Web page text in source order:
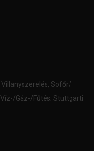
Villanyszerelés, Sofőr/
Víz-/Gáz-/Fűtés, Stuttgarti